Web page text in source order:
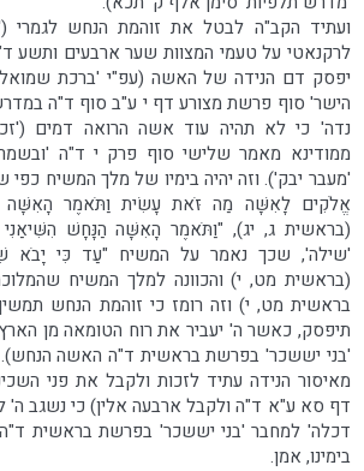
ועתיד הקב"ה לבטל את זוהמת הנחש לגמרי
לרקנאטי על טעמי המצוות שער ארבעים ותשע
יפסק דם הנידה של האשה (עפ"י 'ברכת
הישר' סוף פרשת מצורע דף י ע"ב סוף ד"ה במדרש
נדה' כי לא תהיה עוד אשה הרואה דמים
ממודינא מאמר שלישי סוף פרק י ד"ה
'מעבר יבק'). וזה יהיה בימיו של מלך המשיח כפי
אֱלֹקִים לָאִשָּׁה מַה זֹּאת עָשִׂית וַתֹּאמֶר הָאִשָּׁה
(בראשית ג, יג), "וַתֹּאמֶר הָאִשָּׁה הַנָּחָשׁ
'שילה', שכך נאמר על המשיח "עַד כִּי יָבֹא
(בראשית מט, י) והכוונה למלך המשיח
בראשית מט, י) וזה רומז כי זוהמת הנחש
תיפסק, כאשר ה' יעביר את רוח הטומאה מן
'בני יששכר' בפרשת בראשית ד"ה האשה
מאיסור הנידה עתיד לזכות ולקבל את פני
דף סא ע"א ד"ה ולקבל ארבעה אלין) כי נשגב ה'
דכלה' למחבר 'בני יששכר' בפרשת בראשית
בימינו, אמן.